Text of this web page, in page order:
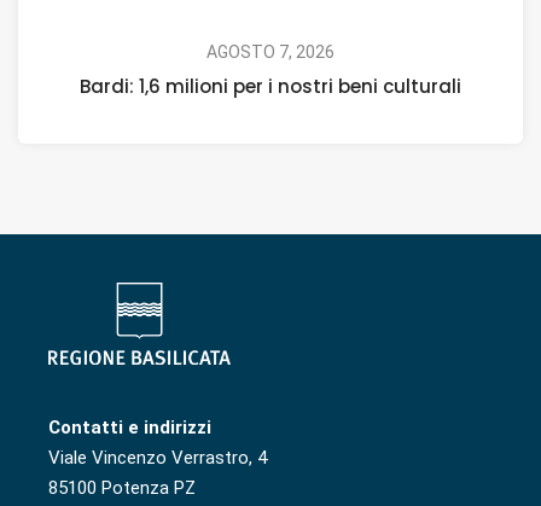
AGOSTO 7, 2026
Bardi: 1,6 milioni per i nostri beni culturali
Contatti e indirizzi
Viale Vincenzo Verrastro, 4
85100 Potenza PZ